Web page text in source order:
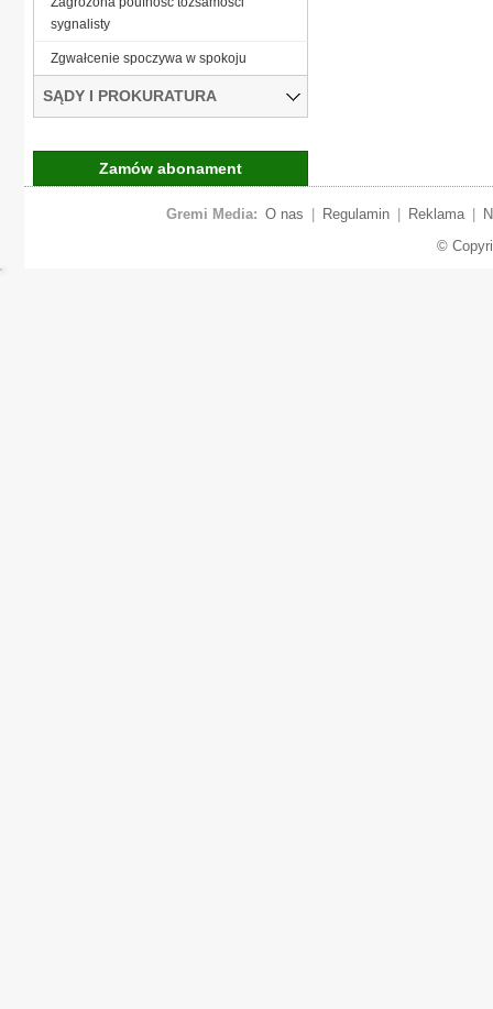
sygnalisty
Zgwałcenie spoczywa w spokoju
SĄDY I PROKURATURA
Zamów abonament
Gremi Media: O nas Regulamin Reklama
©